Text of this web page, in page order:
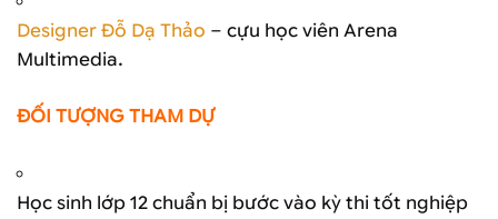
Designer Đỗ Dạ Thảo – cựu học viên Arena
Multimedia.
ĐỐI TƯỢNG THAM DỰ
Học sinh lớp 12 chuẩn bị bước vào kỳ thi tốt nghiệp